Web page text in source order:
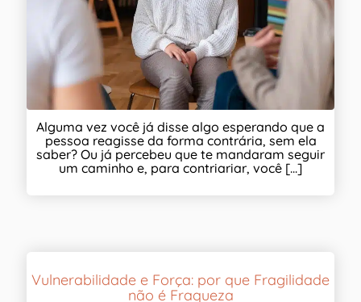
Alguma vez você já disse algo esperando que a
pessoa reagisse da forma contrária, sem ela
saber? Ou já percebeu que te mandaram seguir
um caminho e, para contriariar, você [...]
Vulnerabilidade e Força: por que Fragilidade
não é Fraqueza